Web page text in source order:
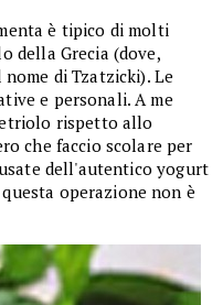
è tipico di molti
della Grecia (dove,
di Tzatzicki). Le
e personali. A me
rispetto allo
che faccio scolare per
dell'autentico yogurt
operazione non è